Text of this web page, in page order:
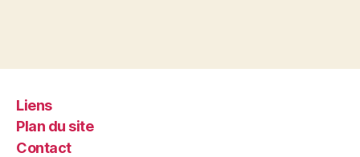
Liens
Plan du site
Contact